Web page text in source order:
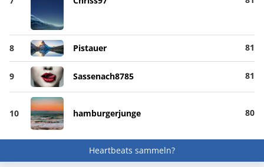
8 Pistauer 81
9 Sassenach8785 81
10 hamburgerjunge 80
Heartbeats sammeln?